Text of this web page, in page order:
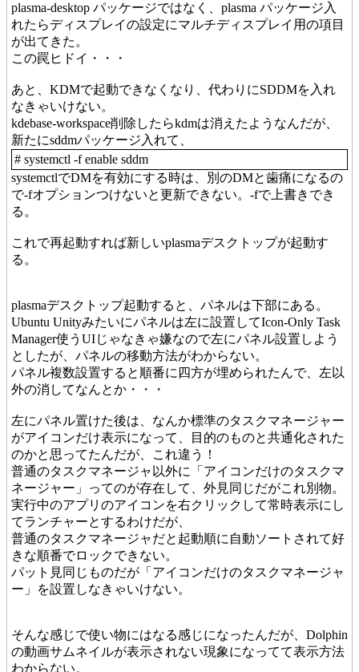
plasma-desktop パッケージではなく、plasma パッケージ入
れたらディスプレイの設定にマルチディスプレイ用の項目
が出てきた。
この罠ヒドイ・・・
あと、KDMで起動できなくなり、代わりにSDDMを入れ
なきゃいけない。
kdebase-workspace削除したらkdmは消えたようなんだが、
新たにsddmパッケージ入れて、
# systemctl -f enable sddm
systemctlでDMを有効にする時は、別のDMと歯痛になるの
で-fオプションつけないと更新できない。-fで上書きでき
る。
これで再起動すれば新しいplasmaデスクトップが起動す
る。
plasmaデスクトップ起動すると、パネルは下部にある。
Ubuntu Unityみたいにパネルは左に設置してIcon-Only Task
Manager使うUIじゃなきゃ嫌なので左にパネル設置しよう
としたが、パネルの移動方法がわからない。
パネル複数設置すると順番に四方が埋められたんで、左以
外の消してなんとか・・・
左にパネル置けた後は、なんか標準のタスクマネージャー
がアイコンだけ表示になって、目的のものと共通化された
のかと思ってたんだが、これ違う！
普通のタスクマネージャ以外に「アイコンだけのタスクマ
ネージャー」ってのが存在して、外見同じだがこれ別物。
実行中のアプリのアイコンを右クリックして常時表示にし
てランチャーとするわけだが、
普通のタスクマネージャだと起動順に自動ソートされて好
きな順番でロックできない。
パット見同じものだが「アイコンだけのタスクマネージャ
ー」を設置しなきゃいけない。
そんな感じで使い物にはなる感じになったんだが、Dolphin
の動画サムネイルが表示されない現象になってて表示方法
わからない。